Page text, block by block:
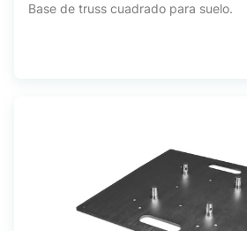
Base de truss cuadrado para suelo.